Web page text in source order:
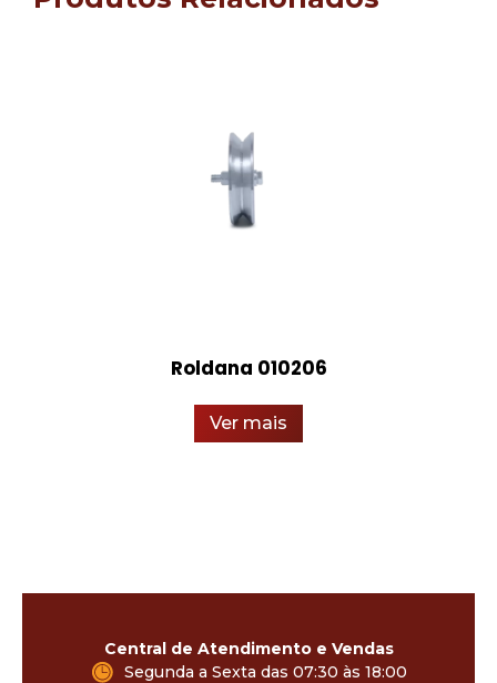
Roldana 010206
Ver mais
Central de Atendimento e Vendas
Segunda a Sexta das 07:30 às 18:00